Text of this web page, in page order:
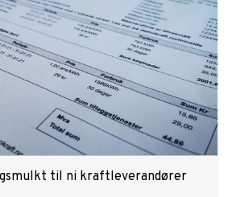
til ni kraftleverandører